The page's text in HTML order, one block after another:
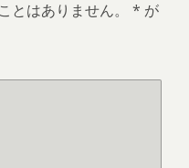
とはありません。 * が